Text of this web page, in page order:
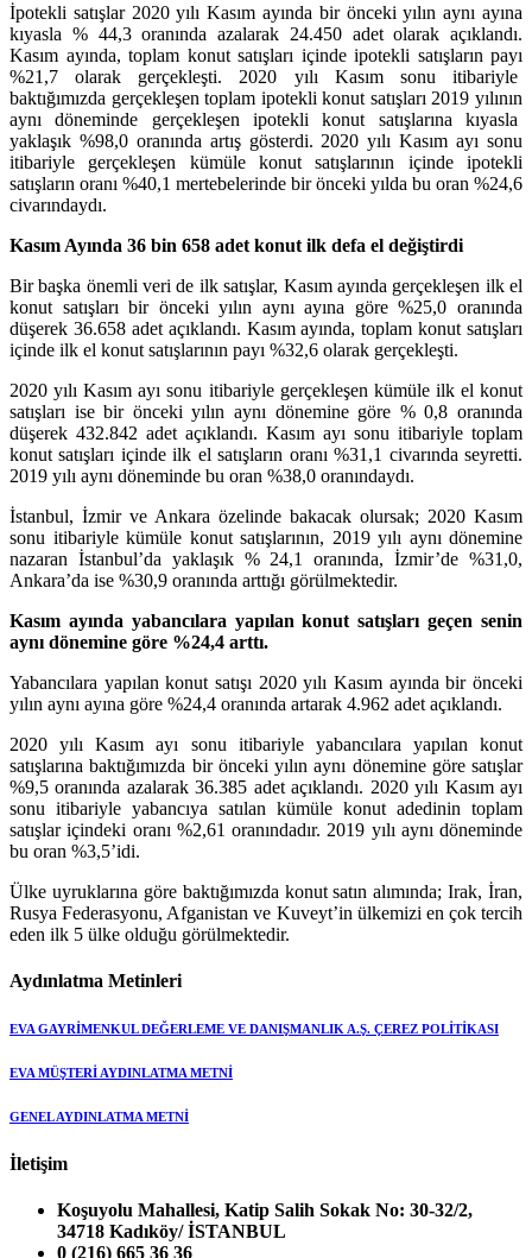
İpotekli satışlar 2020 yılı Kasım ayında bir önceki yılın aynı ayına
kıyasla % 44,3 oranında azalarak 24.450 adet olarak açıklandı.
Kasım ayında, toplam konut satışları içinde ipotekli satışların payı
%21,7 olarak gerçekleşti. 2020 yılı Kasım sonu itibariyle
baktığımızda gerçekleşen toplam ipotekli konut satışları 2019 yılının
aynı döneminde gerçekleşen ipotekli konut satışlarına kıyasla
yaklaşık %98,0 oranında artış gösterdi. 2020 yılı Kasım ayı sonu
itibariyle gerçekleşen kümüle konut satışlarının içinde ipotekli
satışların oranı %40,1 mertebelerinde bir önceki yılda bu oran %24,6
civarındaydı.
Kasım Ayında 36 bin 658 adet konut ilk defa el değiştirdi
Bir başka önemli veri de ilk satışlar, Kasım ayında gerçekleşen ilk el
konut satışları bir önceki yılın aynı ayına göre %25,0 oranında
düşerek 36.658 adet açıklandı. Kasım ayında, toplam konut satışları
içinde ilk el konut satışlarının payı %32,6 olarak gerçekleşti.
2020 yılı Kasım ayı sonu itibariyle gerçekleşen kümüle ilk el konut
satışları ise bir önceki yılın aynı dönemine göre % 0,8 oranında
düşerek 432.842 adet açıklandı. Kasım ayı sonu itibariyle toplam
konut satışları içinde ilk el satışların oranı %31,1 civarında seyretti.
2019 yılı aynı döneminde bu oran %38,0 oranındaydı.
İstanbul, İzmir ve Ankara özelinde bakacak olursak; 2020 Kasım
sonu itibariyle kümüle konut satışlarının, 2019 yılı aynı dönemine
nazaran İstanbul’da yaklaşık % 24,1 oranında, İzmir’de %31,0,
Ankara’da ise %30,9 oranında arttığı görülmektedir.
Kasım ayında yabancılara yapılan konut satışları geçen senin
aynı dönemine göre %24,4 arttı.
Yabancılara yapılan konut satışı 2020 yılı Kasım ayında bir önceki
yılın aynı ayına göre %24,4 oranında artarak 4.962 adet açıklandı.
2020 yılı Kasım ayı sonu itibariyle yabancılara yapılan konut
satışlarına baktığımızda bir önceki yılın aynı dönemine göre satışlar
%9,5 oranında azalarak 36.385 adet açıklandı. 2020 yılı Kasım ayı
sonu itibariyle yabancıya satılan kümüle konut adedinin toplam
satışlar içindeki oranı %2,61 oranındadır. 2019 yılı aynı döneminde
bu oran %3,5’idi.
Ülke uyruklarına göre baktığımızda konut satın alımında; Irak, İran,
Rusya Federasyonu, Afganistan ve Kuveyt’in ülkemizi en çok tercih
eden ilk 5 ülke olduğu görülmektedir.
Aydınlatma Metinleri
EVA GAYRİMENKUL DEĞERLEME VE DANIŞMANLIK A.Ş. ÇEREZ POLİTİKASI
EVA MÜŞTERİ AYDINLATMA METNİ
GENEL AYDINLATMA METNİ
İletişim
Koşuyolu Mahallesi, Katip Salih Sokak No: 30-32/2,
34718 Kadıköy/ İSTANBUL
0 (216) 665 36 36